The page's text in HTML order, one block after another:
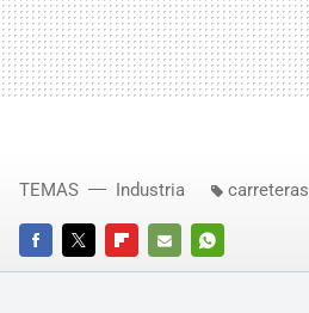
FACEBOOKTWITTERFLIPBOARD
E-
WHATSAPP
TEMAS Industria carreteras